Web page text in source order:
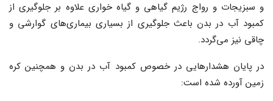
و سبزیجات و رواج رژیم گیاهی و گیاه خواری علاوه بر جلوگیری از
کمبود آب در بدن باعث جلوگیری از بسیاری بیماری‌های گوارشی و
چاقی نیز می‌گردد.
در پایان هشدارهایی در خصوص کمبود آب در بدن و همچنین کره
زمین آورده شده است: